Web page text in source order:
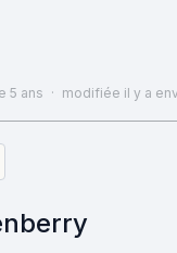
5 ans · modifiée il y a